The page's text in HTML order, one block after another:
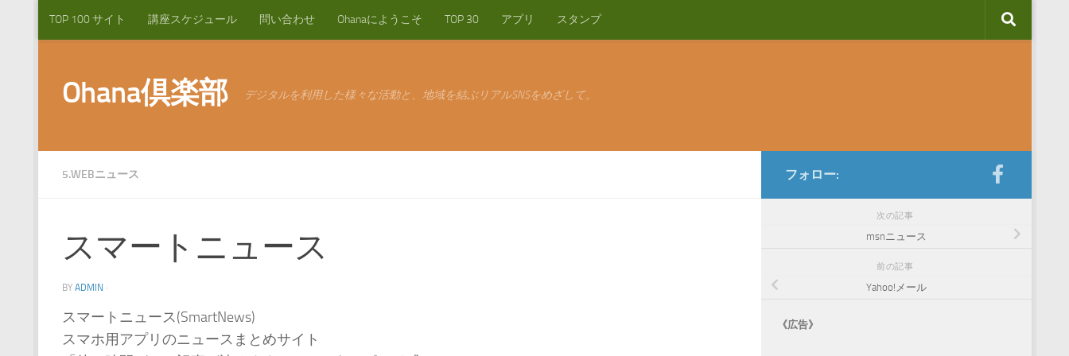
コンテンツへスキップ
TOP 100 サイト 講座スケジュール 問い合わせ Ohanaにようこそ TOP 30 アプリ スタンプ
Ohana倶楽部 デジタルを利用した様々な活動と、地域を結ぶリアルSNSをめざして。
5.WEBニュース
スマートニュース
BY ADMIN ·
スマートニュース(SmartNews)
スマホ用アプリのニュースまとめサイト
フォロー:
次の記事
msnニュース
前の記事
Yahoo!メール
《広告》